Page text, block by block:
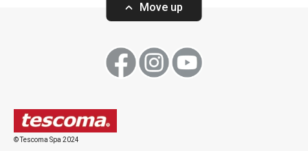
Move up
© Tescoma Spa 2024